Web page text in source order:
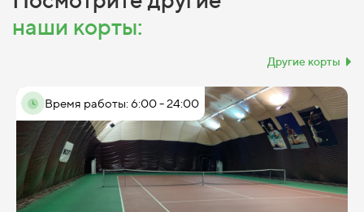
наши корты:
Другие корты
Время работы: 6:00 - 24:00